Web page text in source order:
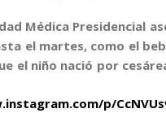
Médica Presidencial
el martes, como el
el niño nació por
p/